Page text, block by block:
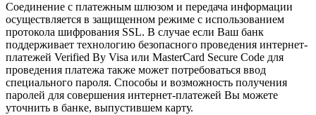
Соединение с платежным шлюзом и передача информации
осуществляется в защищенном режиме с использованием
протокола шифрования SSL. В случае если Ваш банк
поддерживает технологию безопасного проведения интернет-
платежей Verified By Visa или MasterCard Secure Code для
проведения платежа также может потребоваться ввод
специального пароля. Способы и возможность получения
паролей для совершения интернет-платежей Вы можете
уточнить в банке, выпустившем карту.